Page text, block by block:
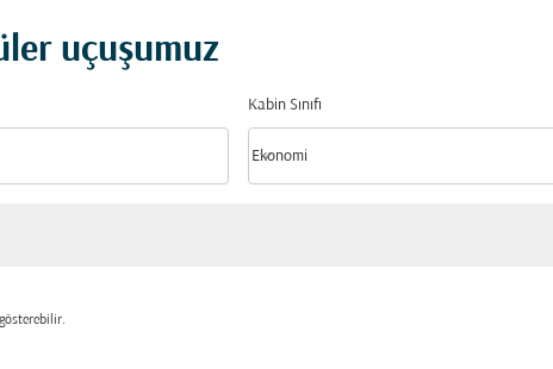
uçuşumuz
Kabin Sınıfı
Kabin Sınıfı option Ekonomi Selected
Ekonomi
keyboard_arrow_down